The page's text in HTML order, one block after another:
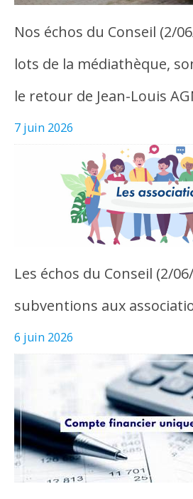
Nos échos du Conseil (2/
lots de la médiathèque,
le retour de Jean-Louis
7 juin 2026
Les échos du Conseil (2/
subventions aux
6 juin 2026